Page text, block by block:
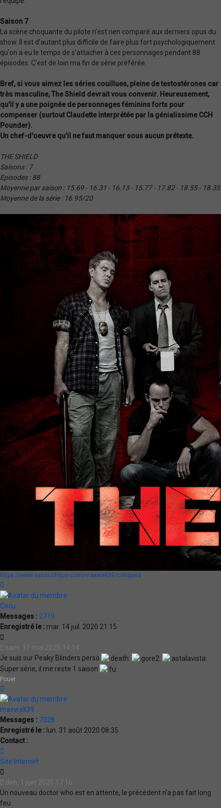
Saison 7
La scène choquante du pilote n'est rien comparé aux derniers opus du
show. Il est d'autant plus difficile de faire plus fort psychologiquement
qu'on a eu le temps de s'attacher à ces personnages pendant 88
épisodes. C'est de loin ma fin de série préférée.
Bref, si vous aimez les séries couillues, pleine de testostérones car
très masculine, The Shield devrait vous convenir. Heureusement,
qu'il y a une poignée de personnages féminins forts pour
compenser (surtout Claudette interprétée par la génialissime CCH
Pounder).
Un chef-d'oeuvre qu'il ne faut manquer sous aucun prétexte.
THE SHIELD
Saisons : 7
Episodes : 88
Moyenne par saison : 15.69 - 16.31 - 16.13 - 15.77 - 17.82 - 18.55 - 18.35
Moyenne de la série : 16.95/20
https://www.senscritique.com/maxwell39/critiques
Cocu
Messages : 2719
Enregistré le : mar. 14 juil. 2020 21:15
sam. 31 mai 2025 14:14
Je suis sur Peaky Blinders perso
Super série, il me reste 1 saison
Pouet
maxwell39
Messages : 7328
Enregistré le : lun. 31 août 2020 08:35
Contact :
maxwell39
Site Internet
dim. 1 juin 2025 17:16
Un nouveau doctor who est en attente, le précédent n'a pas fait long
feu.